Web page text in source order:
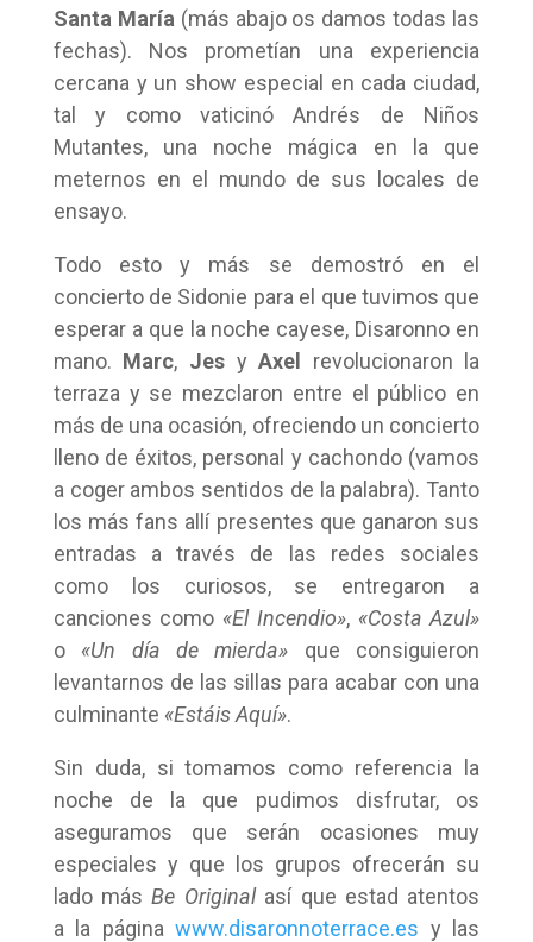
Santa María (más abajo os damos todas las
fechas). Nos prometían una experiencia
cercana y un show especial en cada ciudad,
tal y como vaticinó Andrés de Niños
Mutantes, una noche mágica en la que
meternos en el mundo de sus locales de
ensayo.
Todo esto y más se demostró en el
concierto de Sidonie para el que tuvimos que
esperar a que la noche cayese, Disaronno en
mano. Marc, JesyAxel
revolucionaron la
terraza y se mezclaron entre el público en
más de una ocasión, ofreciendo un concierto
lleno de éxitos, personal y cachondo (vamos
a coger ambos sentidos de la palabra). Tanto
los más fans allí presentes que ganaron sus
entradas a través de las redes sociales
como los curiosos, se entregaron a
canciones como «El Incendio», «Costa Azul»
o «Un día de mierda» que consiguieron
levantarnos de las sillas para acabar con una
culminante «Estáis Aquí».
Sin duda, si tomamos como referencia la
noche de la que pudimos disfrutar, os
aseguramos que serán ocasiones muy
especiales y que los grupos ofrecerán su
lado másBe Originalasí que estad atentos
a la páginawww.disaronnoterrace.es y las